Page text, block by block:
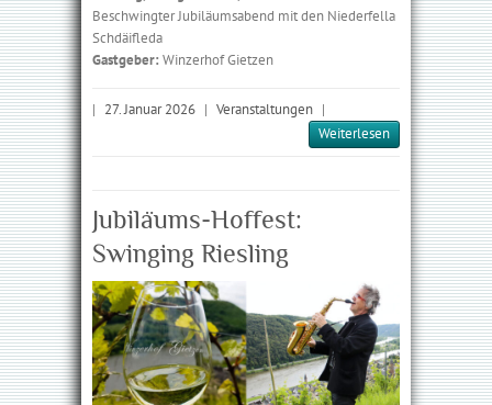
Beschwingter Jubiläumsabend mit den Niederfella
Schdäifleda
Gastgeber: Winzerhof Gietzen
| 27. Januar 2026 | Veranstaltungen |
Weiterlesen
Jubiläums-Hoffest:
Swinging Riesling